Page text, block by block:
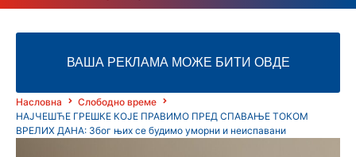
ВАША РЕКЛАМА МОЖЕ БИТИ ОВДЕ
Насловна
Слободно време
НАЈЧЕШЋЕ ГРЕШКЕ КОЈЕ ПРАВИМО ПРЕД СПАВАЊЕ ТОКОМ
ВРЕЛИХ ДАНА: Због њих се будимо уморни и неиспавани